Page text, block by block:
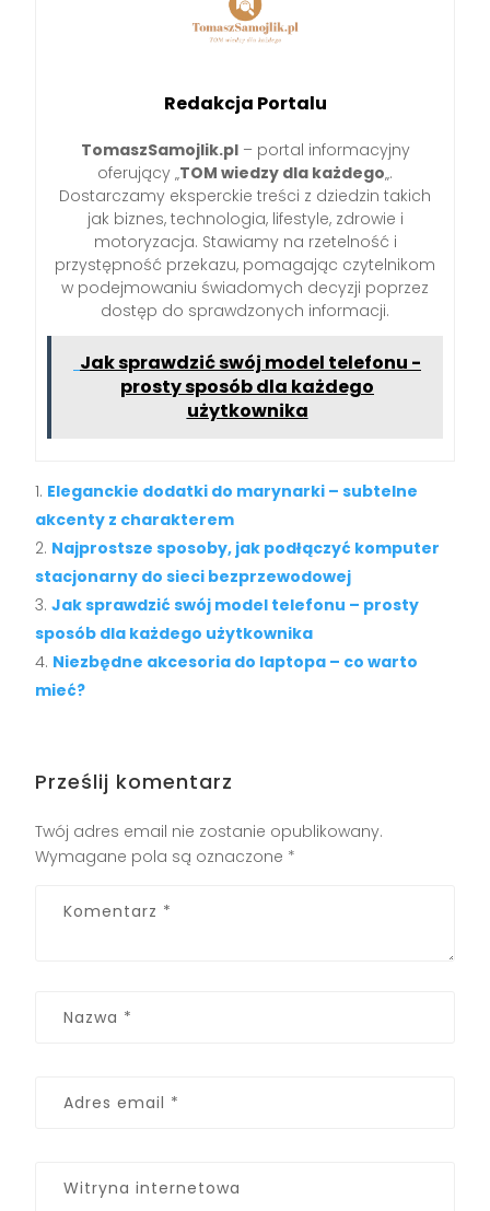
Redakcja Portalu
TomaszSamojlik.pl– portal informacyjny
oferujący „TOM wiedzy dla każdego„.
Dostarczamy eksperckie treści z dziedzin takich
jak biznes, technologia, lifestyle, zdrowie i
motoryzacja. Stawiamy na rzetelność i
przystępność przekazu, pomagając czytelnikom
w podejmowaniu świadomych decyzji poprzez
dostęp do sprawdzonych informacji.
Jak sprawdzić swój model telefonu -
prosty sposób dla każdego
użytkownika
Eleganckie dodatki do marynarki – subtelne
akcenty z charakterem
Najprostsze sposoby, jak podłączyć komputer
stacjonarny do sieci bezprzewodowej
Jak sprawdzić swój model telefonu – prosty
sposób dla każdego użytkownika
Niezbędne akcesoria do laptopa – co warto
mieć?
Prześlij komentarz
Twój adres email nie zostanie opublikowany.
Wymagane pola są oznaczone *